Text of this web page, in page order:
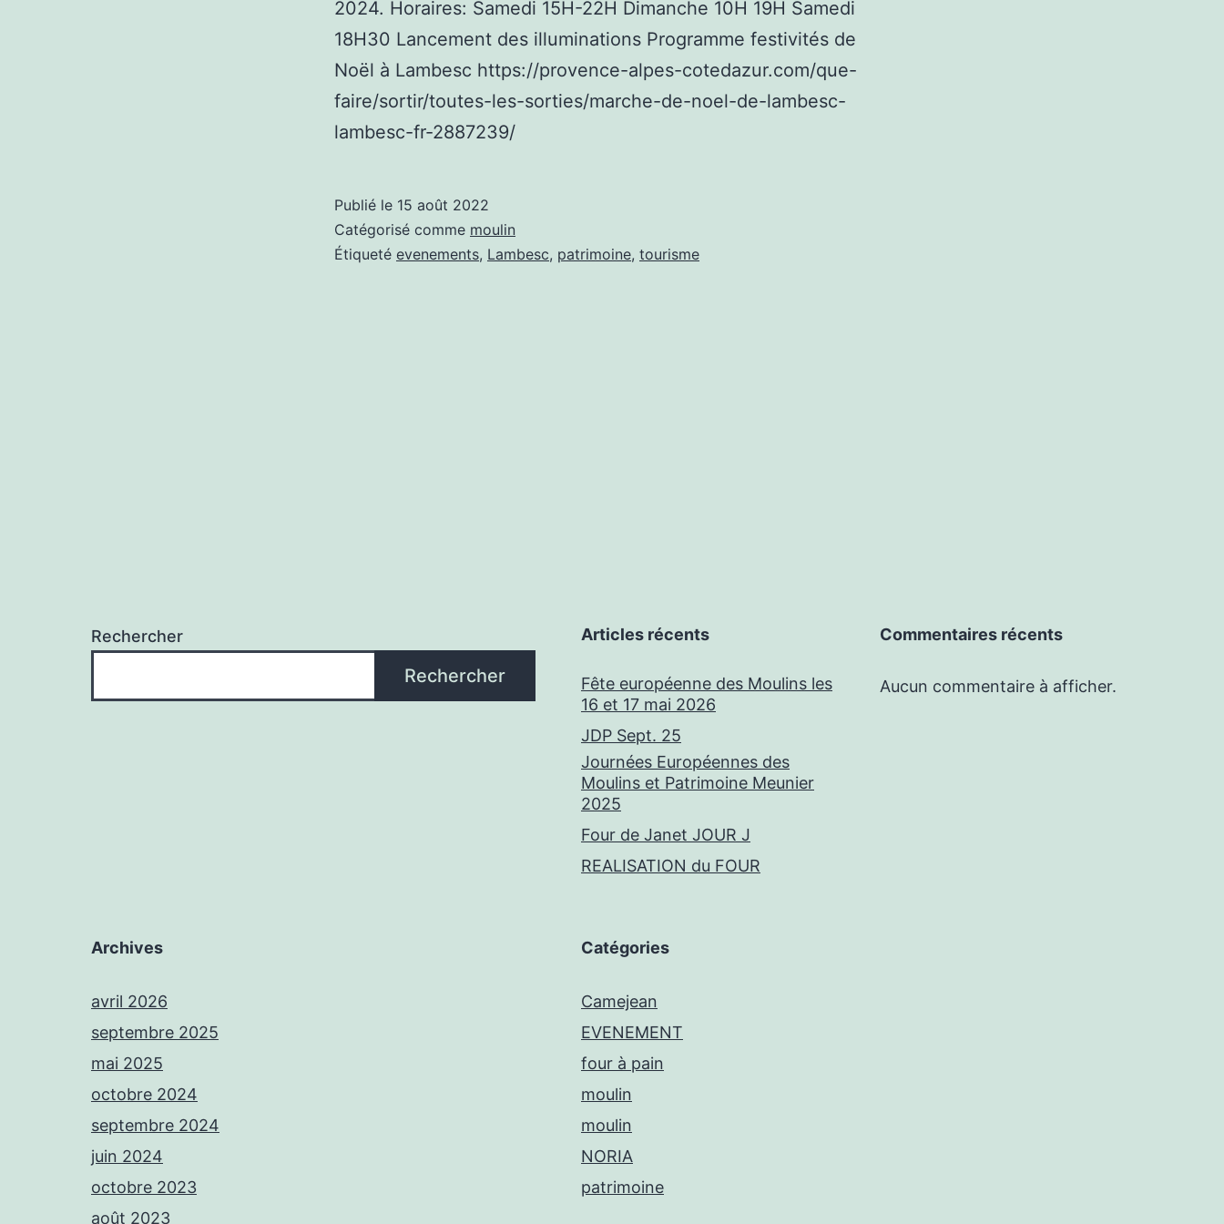
2024. Horaires: Samedi 15H-22H Dimanche 10H 19H Samedi
18H30 Lancement des illuminations Programme festivités de
Noël à Lambesc https://provence-alpes-cotedazur.com/que-
faire/sortir/toutes-les-sorties/marche-de-noel-de-lambesc-
lambesc-fr-2887239/
Publié le 15 août 2022
Catégorisé comme moulin
Étiqueté evenements, Lambesc, patrimoine, tourisme
Rechercher
Rechercher
Articles récents
Fête européenne des Moulins les
16 et 17 mai 2026
JDP Sept. 25
Journées Européennes des
Moulins et Patrimoine Meunier
2025
Four de Janet JOUR J
REALISATION du FOUR
Commentaires récents
Aucun commentaire à afficher.
Archives
avril 2026
septembre 2025
mai 2025
octobre 2024
septembre 2024
juin 2024
octobre 2023
août 2023
Catégories
Camejean
EVENEMENT
four à pain
moulin
moulin
NORIA
patrimoine